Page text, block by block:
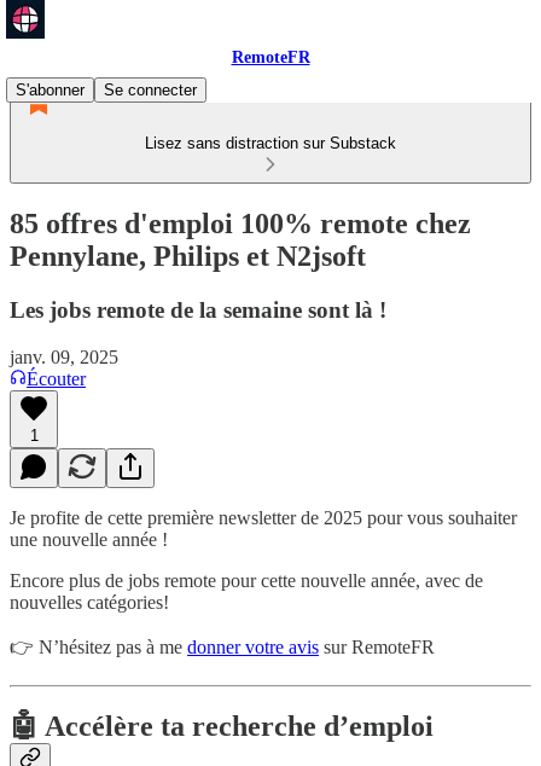
RemoteFR
S'abonner
Se connecter
Lisez sans distraction sur Substack
85 offres d'emploi 100% remote chez
Pennylane, Philips et N2jsoft
Les jobs remote de la semaine sont là !
janv. 09, 2025
Écouter
1
Je profite de cette première newsletter de 2025 pour vous souhaiter
une nouvelle année !
Encore plus de jobs remote pour cette nouvelle année, avec de
nouvelles catégories!
👉 N’hésitez pas à me donner votre avis sur RemoteFR
🤖 Accélère ta recherche d’emploi